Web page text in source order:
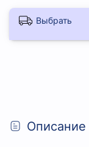
Выбрать
Описание